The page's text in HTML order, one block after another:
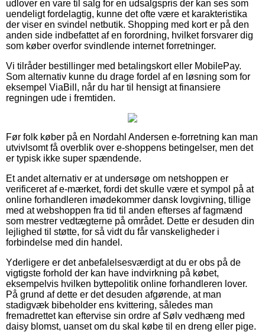
udlover en vare til salg for en udsalgspris der kan ses som
uendeligt fordelagtig, kunne det ofte være et karakteristika
der viser en svindel netbutik. Shopping med kort er på den
anden side indbefattet af en forordning, hvilket forsvarer dig
som køber overfor svindlende internet forretninger.
Vi tilråder bestillinger med betalingskort eller MobilePay.
Som alternativ kunne du drage fordel af en løsning som for
eksempel ViaBill, når du har til hensigt at finansiere
regningen ude i fremtiden.
Før folk køber på en Nordahl Andersen e-forretning kan man
utvivlsomt få overblik over e-shoppens betingelser, men det
er typisk ikke super spændende.
Et andet alternativ er at undersøge om netshoppen er
verificeret af e-mærket, fordi det skulle være et sympol på at
online forhandleren imødekommer dansk lovgivning, tillige
med at webshoppen fra tid til anden efterses af fagmænd
som mestrer vedtægterne på området. Dette er desuden din
lejlighed til støtte, for så vidt du får vanskeligheder i
forbindelse med din handel.
Yderligere er det anbefalelsesværdigt at du er obs på de
vigtigste forhold der kan have indvirkning på købet,
eksempelvis hvilken byttepolitik online forhandleren lover.
På grund af dette er det desuden afgørende, at man
stadigvæk bibeholder ens kvittering, således man
fremadrettet kan eftervise sin ordre af Sølv vedhæng med
daisy blomst, uanset om du skal købe til en dreng eller pige.